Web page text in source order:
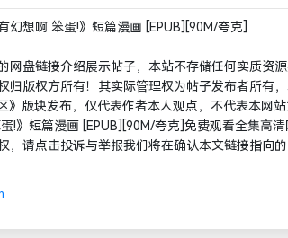
想啊 笨蛋!》短篇漫画 [EPUB][90M/夸克]
盘链接介绍展示帖子，本站不存储任何实质资源
版权方所有！其实际管理权为帖子发布者所有，
版块发布，仅代表作者本人观点，不代表本网站
!》短篇漫画 [EPUB][90M/夸克]免费观看全集高清
，请点击投诉与举报我们将在确认本文链接指向